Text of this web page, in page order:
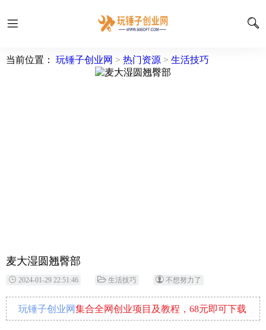
当前位置： 玩锤子创业网 > 热门资源 > 生活技巧
麦大湿圆翘臀部
2024-01-29 22:51:46 生活技巧 不想努力了
玩锤子创业网集合全网创业项目及教程，68元即可下载